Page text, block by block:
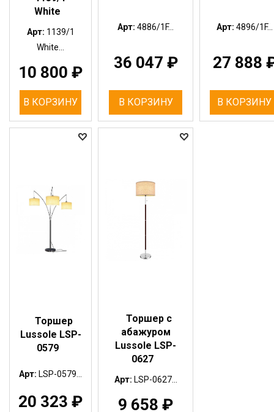
White
Арт: 1139/1
White...
10 800 ₽
В КОРЗИНУ
Арт: 4886/1F...
36 047 ₽
В КОРЗИНУ
Арт: 4896/1F...
27 888
В КОРЗИНУ
Торшер
Lussole LSP-
0579
Арт: LSP-0579...
20 323 ₽
Торшер с
абажуром
Lussole LSP-
0627
Арт: LSP-0627...
9 658 ₽